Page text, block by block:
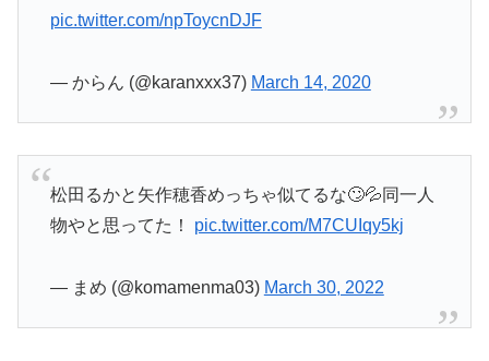
pic.twitter.com/npToycnDJF
— からん (@karanxxx37) March 14, 2020
松田るかと矢作穂香めっちゃ似てるな🙄💦同一人
物やと思ってた！ pic.twitter.com/M7CUIqy5kj
— まめ (@komamenma03) March 30, 2022